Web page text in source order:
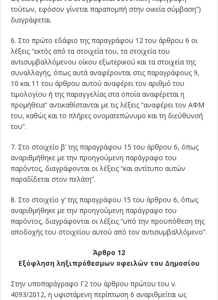
τούτων, εφόσον γίνεται παραπομπή στην οικεία σύμβαση”)
διαγράφεται.
6. Στο πρώτο εδάφιο της παραγράφου 12 του άρθρου 6 οι
λέξεις “εκτός από τα στοιχεία του, τα στοιχεία του
αντισυμβαλλόμενου οίκου εξωτερικού και τα στοιχεία της
συναλλαγής, όπως αυτά αναφέρονται στις παραγράφους 9,
10 και 11 του άρθρου αυτού αναφέρει τον αριθμό του
τιμολογίου ή της παραγγελίας στα οποία αναφέρεται η
προμήθεια” αντικαθίστανται με τις λέξεις “αναφέρει τον ΑΦΜ
του, καθώς και το πλήρες ονοματεπώνυμο και τη διεύθυνσή
του”.
7. Στο στοιχείο β’ της παραγράφου 15 του άρθρου 6, όπως
αναριθμήθηκε με την προηγούμενη παράγραφο του
παρόντος, διαγράφονται οι λέξεις “και αντίτυπο αυτών
παραδίδεται στον πελάτη”.
8. Στο στοιχείο γ’ της παραγράφου 15 του άρθρου 6, όπως
αναριθμήθηκε με την προηγούμενη παράγραφο του
παρόντος, διαγράφονται οι λέξεις “υπό την προϋπόθεση της
αποδοχής του στοιχείου αυτού από τον αντισυμβαλλόμενο”.
Άρθρο 12
Εξόφληση ληξιπρόθεσμων οφειλών του Δημοσίου
Στην υποπαράγραφο Γ2 του άρθρου πρώτου του ν.
4093/2012, η υφιστάμενη περίπτωση 6 αναριθμείται ως